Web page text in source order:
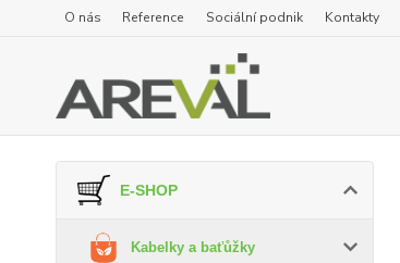
O nás Reference Sociální podnik Kontakty
E-SHOP
Kabelky a baťůžky